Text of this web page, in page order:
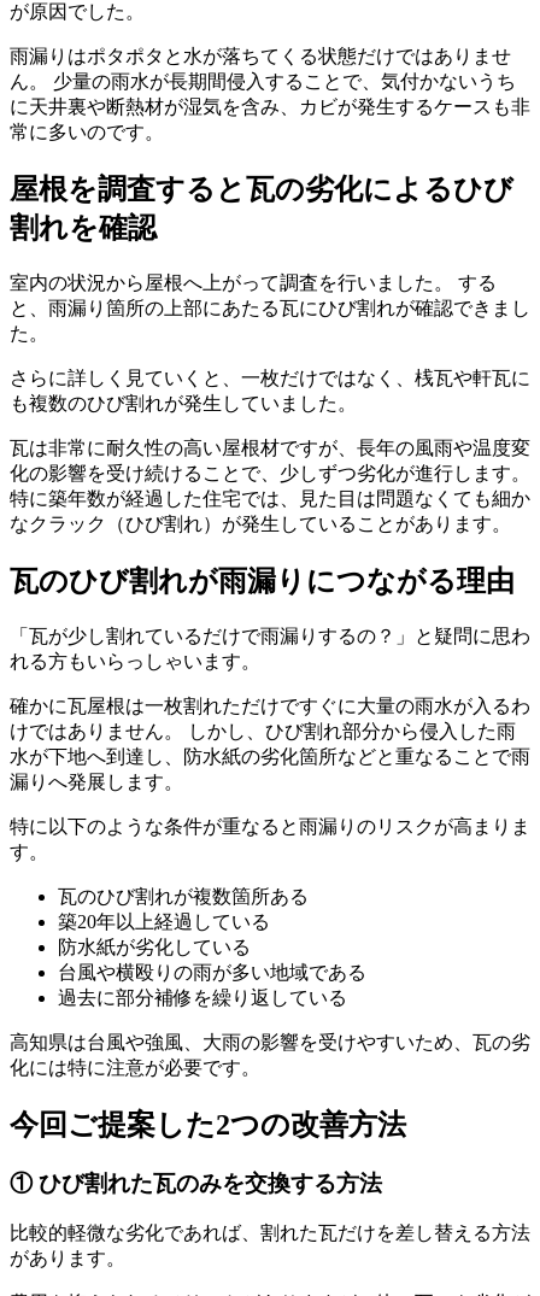
が原因でした。
雨漏りはポタポタと水が落ちてくる状態だけではありませ
ん。 少量の雨水が長期間侵入することで、気付かないうち
に天井裏や断熱材が湿気を含み、カビが発生するケースも非
常に多いのです。
屋根を調査すると瓦の劣化によるひび
割れを確認
室内の状況から屋根へ上がって調査を行いました。 する
と、雨漏り箇所の上部にあたる瓦にひび割れが確認できまし
た。
さらに詳しく見ていくと、一枚だけではなく、桟瓦や軒瓦に
も複数のひび割れが発生していました。
瓦は非常に耐久性の高い屋根材ですが、長年の風雨や温度変
化の影響を受け続けることで、少しずつ劣化が進行します。
特に築年数が経過した住宅では、見た目は問題なくても細か
なクラック（ひび割れ）が発生していることがあります。
瓦のひび割れが雨漏りにつながる理由
「瓦が少し割れているだけで雨漏りするの？」と疑問に思わ
れる方もいらっしゃいます。
確かに瓦屋根は一枚割れただけですぐに大量の雨水が入るわ
けではありません。 しかし、ひび割れ部分から侵入した雨
水が下地へ到達し、防水紙の劣化箇所などと重なることで雨
漏りへ発展します。
特に以下のような条件が重なると雨漏りのリスクが高まりま
す。
瓦のひび割れが複数箇所ある
築20年以上経過している
防水紙が劣化している
台風や横殴りの雨が多い地域である
過去に部分補修を繰り返している
高知県は台風や強風、大雨の影響を受けやすいため、瓦の劣
化には特に注意が必要です。
今回ご提案した2つの改善方法
① ひび割れた瓦のみを交換する方法
比較的軽微な劣化であれば、割れた瓦だけを差し替える方法
があります。